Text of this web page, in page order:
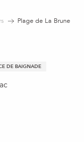
Plage de La Brune
DE BAIGNADE